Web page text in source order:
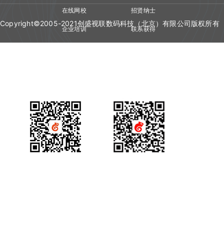
在线网校
企业培训
招贤纳士
联系获得
Copyright©2005-2021创盛视联数码科技（北京）有限公司版权所有